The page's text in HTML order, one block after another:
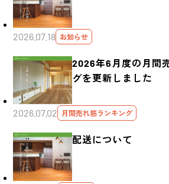
2026.07.18 お知らせ
2026年6月度の月間
グを更新しました
2026.07.02 月間売れ筋ランキング
配送について